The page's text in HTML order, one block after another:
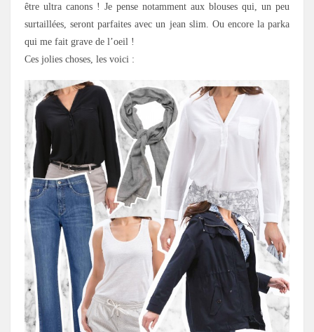
être ultra canons ! Je pense notamment aux blouses qui, un peu
surtaillées, seront parfaites avec un jean slim. Ou encore la parka
qui me fait grave de l’oeil !
Ces jolies choses, les voici :